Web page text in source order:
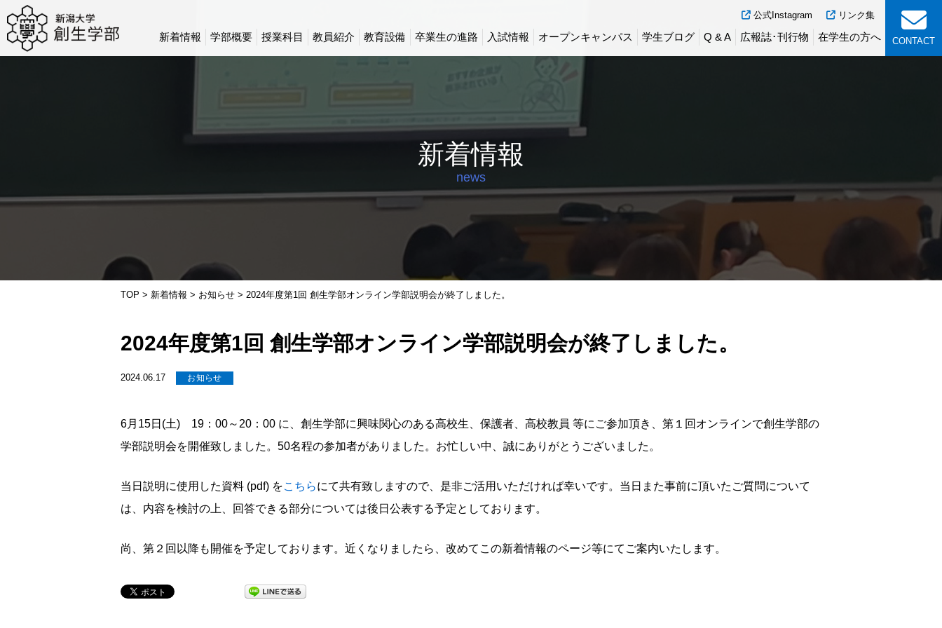
公式Instagram リンク集
新着情報 学部概要 授業科目 教員紹介 教育設備 卒業生の進路 入試情報 オープンキャンパス 学生ブログ Q & A 広報誌･刊行物 在学生の方へ CONTACT
新着情報
news
TOP > 新着情報 > お知らせ > 2024年度第1回 創生学部オンライン学部説明会が終了しました。
2024年度第1回 創生学部オンライン学部説明会が終了しました。
2024.06.17 お知らせ
6月15日(土) 19：00～20：00 に、創生学部に興味関心のある高校生、保護者、高校教員 等にご参加頂き、第１回オンラインで創生学部の
学部説明会を開催致しました。50名程の参加者がありました。お忙しい中、誠にありがとうございました。
当日説明に使用した資料 (pdf) をこちらにて共有致しますので、是非ご活用いただければ幸いです。当日また事前に頂いたご質問について
は、内容を検討の上、回答できる部分については後日公表する予定としております。
尚、第２回以降も開催を予定しております。近くなりましたら、改めてこの新着情報のページ等にてご案内いたします。